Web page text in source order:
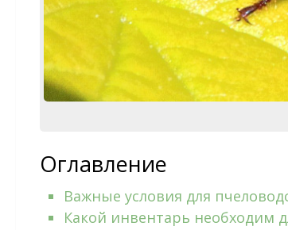
Оглавление
Важные условия для
Какой инвентарь необходим